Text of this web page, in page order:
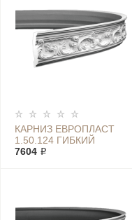
КАРНИЗ ЕВРОПЛАСТ
1.50.124 ГИБКИЙ
7604 ₽